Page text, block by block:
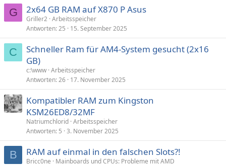
G 2x64 GB RAM auf X870 P Asus
Griller2 Arbeitsspeicher
Antworten 25 15. September 2025
C
Schneller Ram für AM4-System gesucht (2x16
GB)
c:\www Arbeitsspeicher
Antworten 26 17. November 2025
Kompatibler RAM zum Kingston
KSM26ED8/32MF
Natriumchlorid Arbeitsspeicher
Antworten 5 3. November 2025
B RAM auf einmal in den falschen Slots?!
Bricc0ne
Mainboards und CPUs: Probleme mit AMD